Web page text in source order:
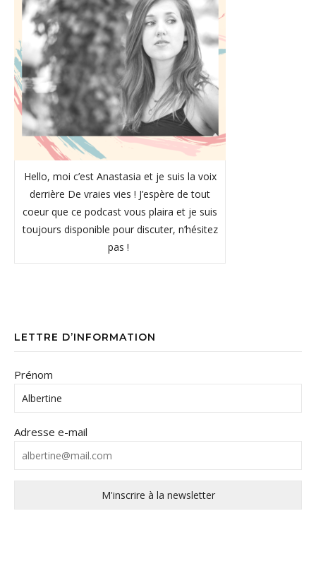
Hello, moi c’est Anastasia et je suis la voix
derrière De vraies vies ! J’espère de tout
coeur que ce podcast vous plaira et je suis
toujours disponible pour discuter, n’hésitez
pas !
LETTRE D’INFORMATION
Prénom
Adresse e-mail